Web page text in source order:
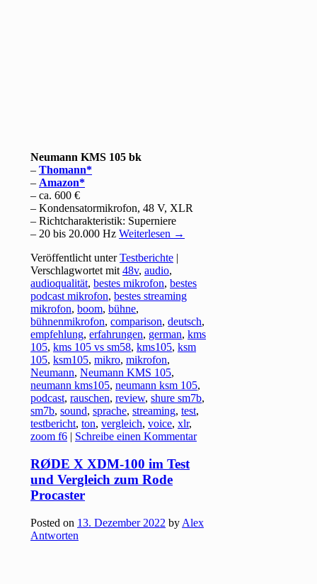
Neumann KMS 105 bk
–Thomann
–Amazon
– ca. 600 €
– Kondensatormikrofon, 48 V, XLR
– Richtcharakteristik: Superniere
– 20 bis 20.000 HzWeiterlesen →
Veröffentlicht unter Testberichte
Verschlagwortet mit 48v,audio,
audioqualität,bestes mikrofon,bestes
podcast mikrofon,bestes streaming
mikrofon,boom,bühne,
bühnenmikrofon,comparison,deutsch,
empfehlung,erfahrungen, german,kms
105,kms 105 vs sm58,kms105,ksm
105,ksm105,mikro,mikrofon,
Neumann,Neumann KMS 105,
neumann kms105,neumann ksm 105,
podcast,rauschen,review,shure sm7b,
sm7b,sound,sprache,streaming,test,
testbericht,ton,vergleich,voice,xlr,
zoom f6
Schreibe einen Kommentar
RØDE X XDM-100 im Test
und Vergleich zum Rode
Procaster
Posted on 13. Dezember 2022 by Alex
Antworten